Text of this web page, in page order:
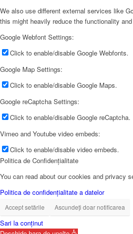
We also use different external services like
this might heavily reduce the functionality
Google Webfont Settings:
Click to enable/disable Google Webfonts.
Google Map Settings:
Click to enable/disable Google Maps.
Google reCaptcha Settings:
Click to enable/disable Google reCaptcha.
Vimeo and Youtube video embeds:
Click to enable/disable video embeds.
Politica de Confidențialitate
You can read about our cookies and privacy
Politica de confidențialitate a datelor
Accept setările Ascundeți doar notificarea
Sari la conținut